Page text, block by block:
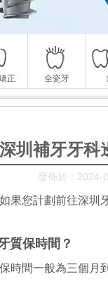
正 全瓷牙
深圳補牙牙科
發佈於：2024-
果您計劃前往深圳
質保時間？
時間一般為三個月